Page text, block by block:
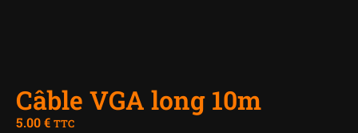
Câble VGA long 10m
5.00€ TTC